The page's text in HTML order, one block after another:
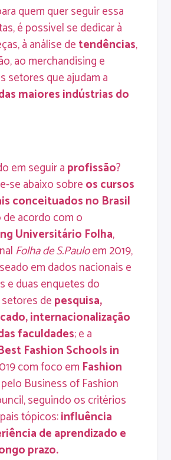
quem quer seguir essa
é possível se dedicar à
à análise detendências,
ao merchandising e
setores que ajudam a
maiores indústrias do
em seguir aprofissão?
se abaixo sobreos cursos
conceituados no Brasil
de acordo com o
Universitário Folha,
Folha de S.Pauloem 2019,
em dados nacionais e
e duas enquetes do
depesquisa,
internacionalização
faculdades; e a
Fashion Schools in
com foco em Fashion
Business of Fashion
seguindo os critérios
tópicos:influência
de aprendizado e
prazo.